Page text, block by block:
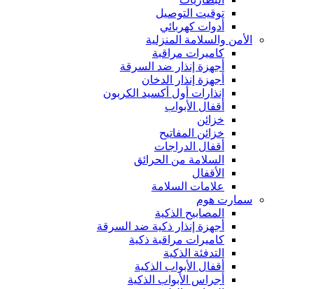
توقيت التوصيل
أدوات كهربائي
الأمن والسلامة المنزلية
كاميرات مراقبة
أجهزة إنذار ضد السرقة
أجهزة إنذار الدخان
إنذارات أول أكسيد الكربون
أقفال الأبواب
خزائن
خزائن المفاتيح
أقفال الدراجات
السلامة من الحرائق
الأقفال
علامات السلامة
سمارت هوم
المصابيح الذكية
أجهزة إنذار ذكية ضد السرقة
كاميرات مراقبة ذكية
التدفئة الذكية
أقفال الأبواب الذكية
أجراس الأبواب الذكية